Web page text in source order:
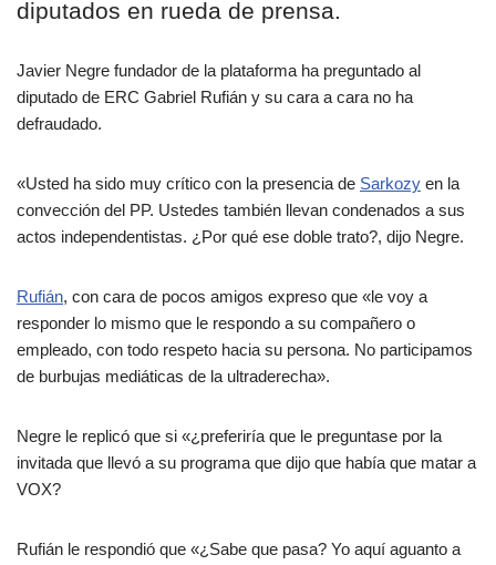
diputados en rueda de prensa.
Javier Negre fundador de la plataforma ha preguntado al
diputado de ERC Gabriel Rufián y su cara a cara no ha
defraudado.
«Usted ha sido muy crítico con la presencia de Sarkozy en la
convección del PP. Ustedes también llevan condenados a sus
actos independentistas. ¿Por qué ese doble trato?, dijo Negre.
Rufián, con cara de pocos amigos expreso que «le voy a
responder lo mismo que le respondo a su compañero o
empleado, con todo respeto hacia su persona. No participamos
de burbujas mediáticas de la ultraderecha».
Negre le replicó que si «¿preferiría que le preguntase por la
invitada que llevó a su programa que dijo que había que matar a
VOX?
Rufián le respondió que «¿Sabe que pasa? Yo aquí aguanto a